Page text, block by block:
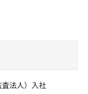
法人）入社